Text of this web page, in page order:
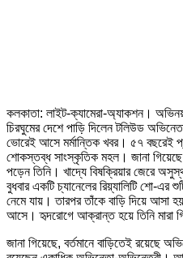
কলকাতা: লাইট-ক্যামেরা-অ্যাকশন।
চিরঘুমের দেশে পাড়ি দিলেন টলিউড
ভোরেই আসে মর্মান্তিক খবর। ৫৭ বছরেই
শোকস্তব্ধ সাংস্কৃতিক মহল। জানা
পড়েন তিনি। খাদ্যে বিষক্রিয়ার জেরে
বুধবার একটি চ্যানেলের রিয়্যালিটি শো-এর
নেমে যায়। তারপর তাঁকে বাড়ি দিয়ে আসা
আসে। হৃদরোগে আক্রান্ত হয়ে তিনি মারা
জানা গিয়েছে, বর্তমানে বাড়িতেই রয়েছে